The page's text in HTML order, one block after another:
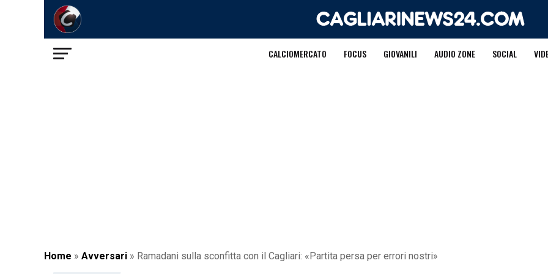
CALCIOMERCATO FOCUS GIOVANILI AUDIO ZONE SOCIAL
Home » Avversari » Ramadani sulla sconfitta con il Cagliari: «Partita persa per errori nostri»